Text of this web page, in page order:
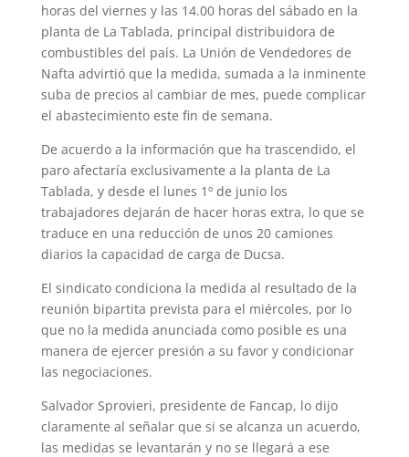
horas del viernes y las 14.00 horas del sábado en la
planta de La Tablada, principal distribuidora de
combustibles del país. La Unión de Vendedores de
Nafta advirtió que la medida, sumada a la inminente
suba de precios al cambiar de mes, puede complicar
el abastecimiento este fin de semana.
De acuerdo a la información que ha trascendido, el
paro afectaría exclusivamente a la planta de La
Tablada, y desde el lunes 1º de junio los
trabajadores dejarán de hacer horas extra, lo que se
traduce en una reducción de unos 20 camiones
diarios la capacidad de carga de Ducsa.
El sindicato condiciona la medida al resultado de la
reunión bipartita prevista para el miércoles, por lo
que no la medida anunciada como posible es una
manera de ejercer presión a su favor y condicionar
las negociaciones.
Salvador Sprovieri, presidente de Fancap, lo dijo
claramente al señalar que si se alcanza un acuerdo,
las medidas se levantarán y no se llegará a ese